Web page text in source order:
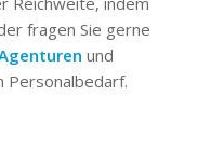
fragen Sie gerne
und
Personalbedarf.